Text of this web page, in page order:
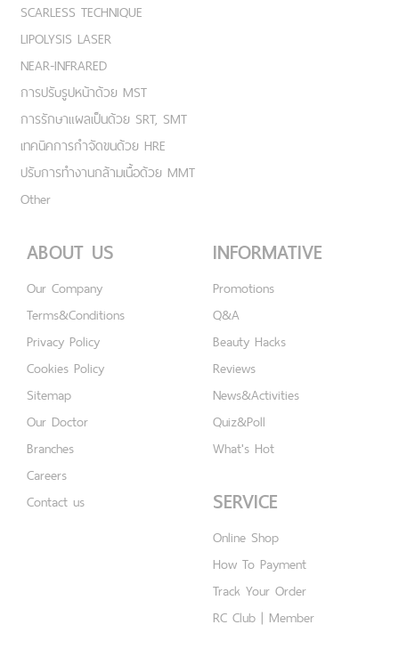
SCARLESS TECHNIQUE
LIPOLYSIS LASER
NEAR-INFRARED
การปรับรูปหน้าด้วย MST
การรักษาแผลเป็นด้วย SRT, SMT
เทคนิคการกำจัดขนด้วย HRE
ปรับการทำงานกล้ามเนื้อด้วย MMT
Other
ABOUT US
Our Company
Terms&Conditions
Privacy Policy
Cookies Policy
Sitemap
Our Doctor
Branches
Careers
Contact us
INFORMATIVE
Promotions
Q&A
Beauty Hacks
Reviews
News&Activities
Quiz&Poll
What's Hot
SERVICE
Online Shop
How To Payment
Track Your Order
RC Club | Member